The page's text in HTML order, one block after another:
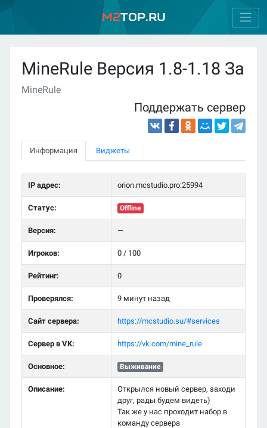
M2Top.ru
MineRule Версия 1.8-1.18 За
MineRule
Поддержать сервер
Информация Виджеты
IP адрес: orion.mcstudio.pro:25994
Статус: Offline
Версия: —
Игроков: 0 / 100
Рейтинг: 0
Проверялся: 9 минут назад
Сайт сервера: https://mcstudio.su/#services
Сервер в VK: https://vk.com/mine_rule
Основное: Выживание
Описание:
Открылся новый сервер, заходи
друг, рады будем видеть)
Так же у нас проходит набор в
команду сервера